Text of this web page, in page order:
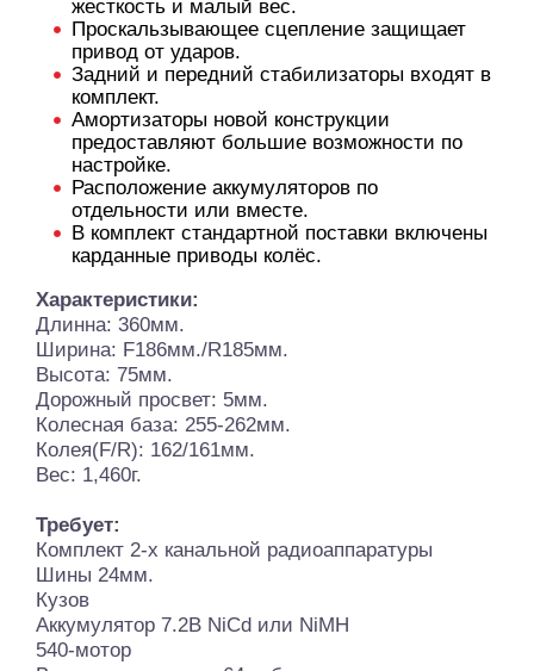
жесткость и малый вес.
Проскальзывающее сцепление защищает
привод от ударов.
Задний и передний стабилизаторы входят в
комплект.
Амортизаторы новой конструкции
предоставляют большие возможности по
настройке.
Расположение аккумуляторов по
отдельности или вместе.
В комплект стандартной поставки включены
карданные приводы колёс.
Характеристики:
Длинна: 360мм.
Ширина: F186мм./R185мм.
Высота: 75мм.
Дорожный просвет: 5мм.
Колесная база: 255-262мм.
Колея(F/R): 162/161мм.
Вес: 1,460г.
Требует:
Комплект 2-х канальной радиоаппаратуры
Шины 24мм.
Кузов
Аккумулятор 7.2В NiCd или NiMH
540-мотор